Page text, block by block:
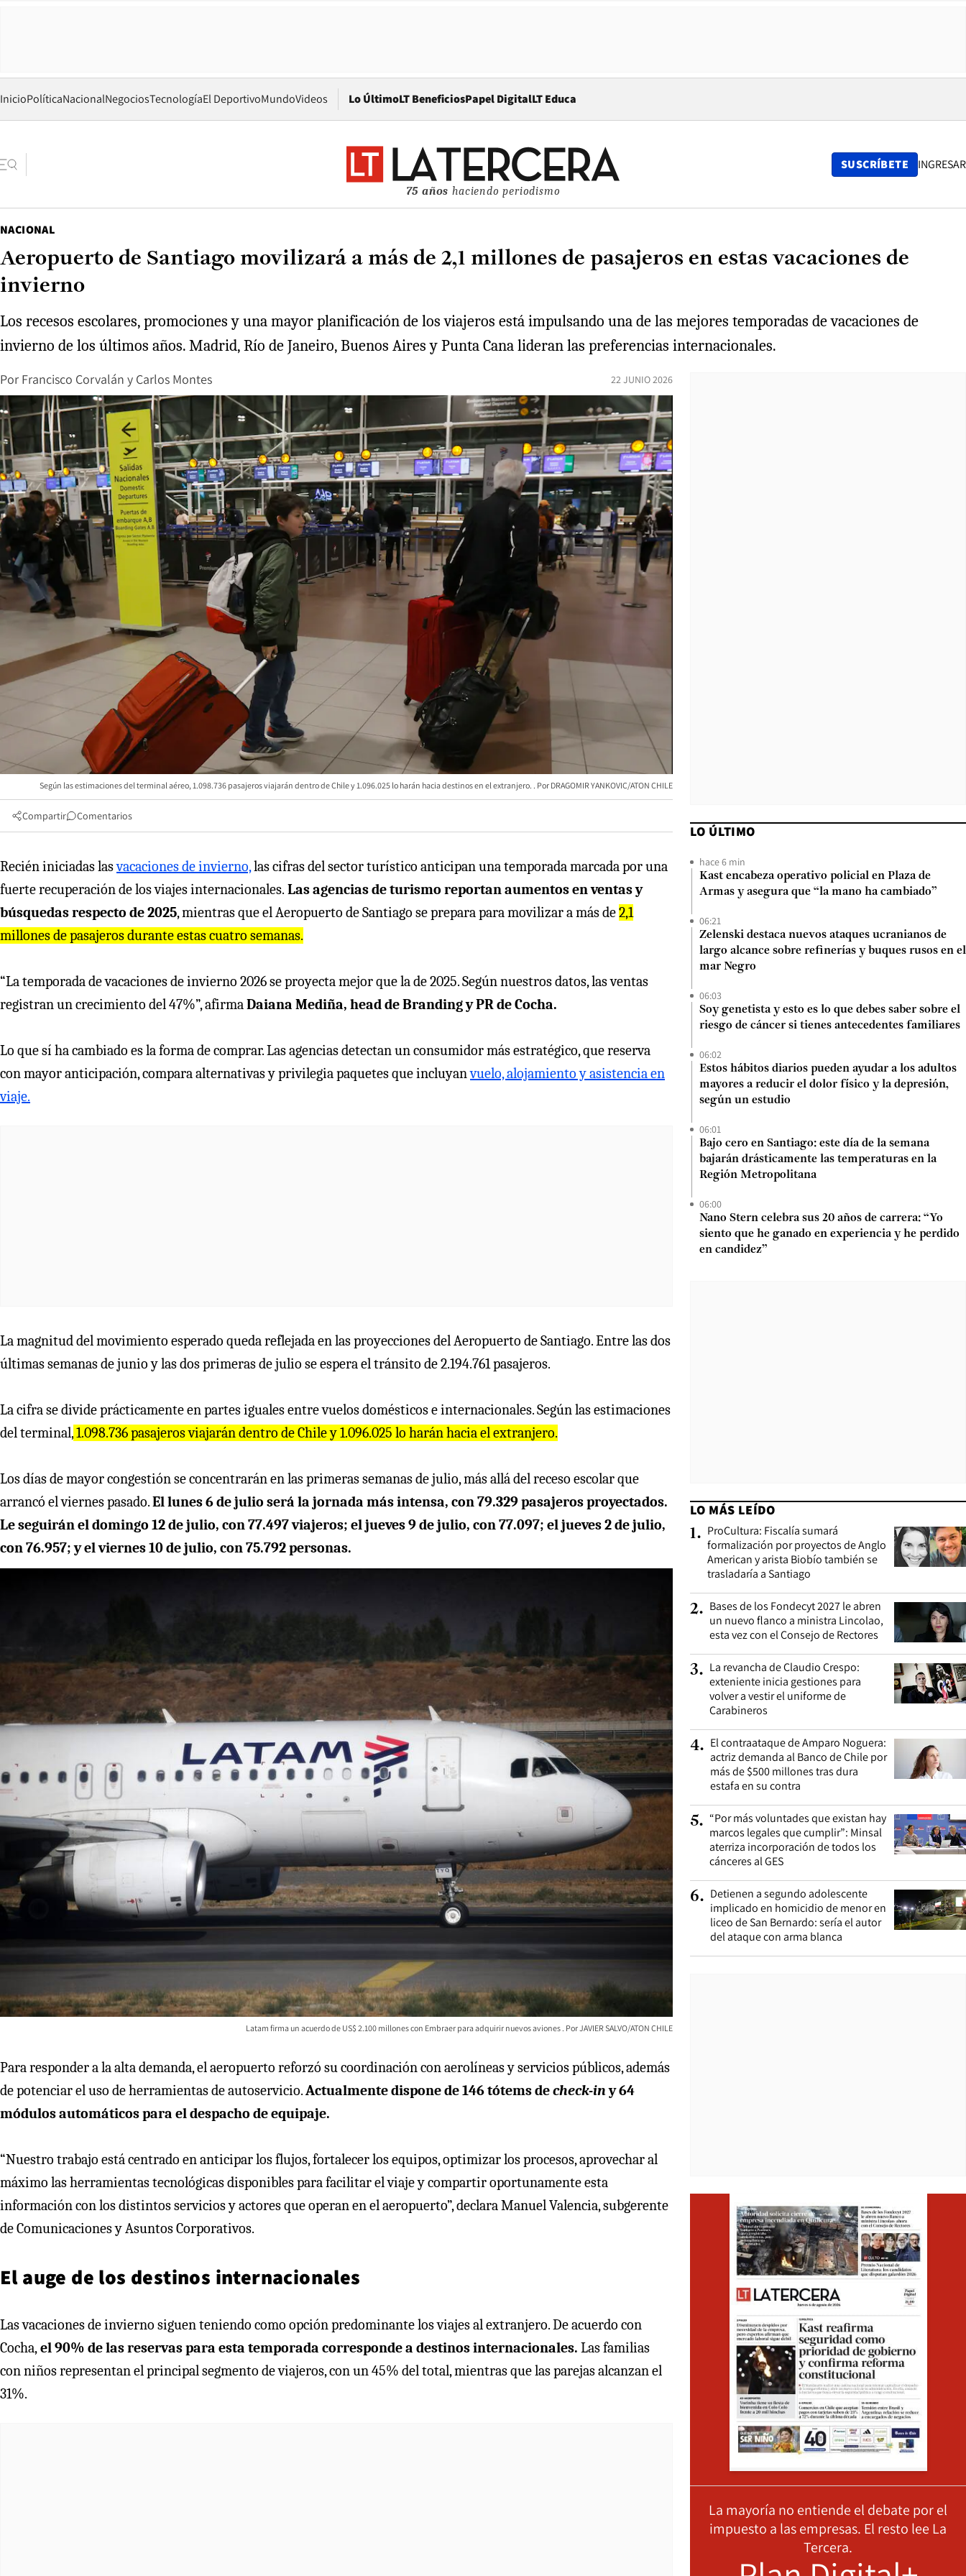
InicioPolíticaNacionalNegociosTecnologíaEl DeportivoMundoVideos Lo ÚltimoLT BeneficiosPapel DigitalOpens in new window
LT Educa
75 años haciendo periodismo
SUSCRÍBETE INGRESAR
NACIONAL
Aeropuerto de Santiago movilizará a más de 2,1 millones de pasajeros en estas vacaciones de
invierno
Los recesos escolares, promociones y una mayor planificación de los viajeros está impulsando una de las mejores temporadas de vacaciones de
invierno de los últimos años. Madrid, Río de Janeiro, Buenos Aires y Punta Cana lideran las preferencias internacionales.
Por Francisco Corvalán y Carlos Montes 22 JUNIO 2026
Según las estimaciones del terminal aéreo, 1.098.736 pasajeros viajarán dentro de Chile y 1.096.025 lo harán hacia destinos en el extranjero. DRAGOMIR YANKOVIC/ATON CHILE
Compartir Comentarios
Recién iniciadas lasvacaciones de invierno,las cifras del sector turístico anticipan una temporada marcada por una
fuerte recuperación de los viajes internacionales. Las agencias de turismo reportan aumentos en ventas y
búsquedas respecto de 2025, mientras que el Aeropuerto de Santiago se prepara para movilizar a más de2,1
millones de pasajeros durante estas cuatro semanas.
“La temporada de vacaciones de invierno 2026 se proyecta mejor que la de 2025. Según nuestros datos, las ventas
registran un crecimiento del 47%”, afirmaDaiana Mediña, head de Branding y PR de Cocha.
Lo que sí ha cambiado es la forma de comprar. Las agencias detectan un consumidor más estratégico, que reserva
con mayor anticipación, compara alternativas y privilegia paquetes que incluyanvuelo, alojamiento y asistencia en
viaje.
La magnitud del movimiento esperado queda reflejada en las proyecciones del Aeropuerto de Santiago. Entre las dos
últimas semanas de junio y las dos primeras de julio se espera el tránsito de 2.194.761 pasajeros.
La cifra se divide prácticamente en partes iguales entre vuelos domésticos e internacionales. Según las estimaciones
del terminal,1.098.736 pasajeros viajarán dentro de Chile y 1.096.025 lo harán hacia el extranjero.
Los días de mayor congestión se concentrarán en las primeras semanas de julio, más allá del receso escolar que
arrancó el viernes pasado.El lunes 6 de julio será la jornada más intensa, con 79.329 pasajeros proyectados.
Le seguirán el domingo 12 de julio, con 77.497 viajeros; el jueves 9 de julio, con 77.097; el jueves 2 de julio,
con 76.957; y el viernes 10 de julio, con 75.792 personas.
Latam firma un acuerdo de US$ 2.100 millones con Embraer para adquirir nuevos aviones JAVIER SALVO/ATON CHILE
Para responder a la alta demanda, el aeropuerto reforzó su coordinación con aerolíneas y servicios públicos, además
de potenciar el uso de herramientas de autoservicio.Actualmente dispone de 146 tótems decheck-iny 64
módulos automáticos para el despacho de equipaje.
“Nuestro trabajo está centrado en anticipar los flujos, fortalecer los equipos, optimizar los procesos, aprovechar al
máximo las herramientas tecnológicas disponibles para facilitar el viaje y compartir oportunamente esta
información con los distintos servicios y actores que operan en el aeropuerto”, declara Manuel Valencia, subgerente
de Comunicaciones y Asuntos Corporativos.
El auge de los destinos internacionales
Las vacaciones de invierno siguen teniendo como opción predominante los viajes al extranjero. De acuerdo con
Cocha,el 90% de las reservas para esta temporada corresponde a destinos internacionales. Las familias
con niños representan el principal segmento de viajeros, con un 45% del total, mientras que las parejas alcanzan el
31%.
LO ÚLTIMO
hace 6 min
Kast encabeza operativo policial en Plaza de
Armas y asegura que “la mano ha cambiado”
06:21
Zelenski destaca nuevos ataques ucranianos de
largo alcance sobre refinerías y buques rusos en el
mar Negro
06:03
Soy genetista y esto es lo que debes saber sobre el
riesgo de cáncer si tienes antecedentes familiares
06:02
Estos hábitos diarios pueden ayudar a los adultos
mayores a reducir el dolor físico y la depresión,
según un estudio
06:01
Bajo cero en Santiago: este día de la semana
bajarán drásticamente las temperaturas en la
Región Metropolitana
06:00
Nano Stern celebra sus 20 años de carrera: “Yo
siento que he ganado en experiencia y he perdido
en candidez”
LO MÁS LEÍDO
1. ProCultura: Fiscalía sumará
formalización por proyectos de Anglo
American y arista Biobío también se
trasladaría a Santiago
2. Bases de los Fondecyt 2027 le abren
un nuevo flanco a ministra Lincolao,
esta vez con el Consejo de Rectores
3. La revancha de Claudio Crespo:
exteniente inicia gestiones para
volver a vestir el uniforme de
Carabineros
4. El contraataque de Amparo Noguera:
actriz demanda al Banco de Chile por
más de $500 millones tras dura
estafa en su contra
5. “Por más voluntades que existan hay
marcos legales que cumplir”: Minsal
aterriza incorporación de todos los
cánceres al GES
6. Detienen a segundo adolescente
implicado en homicidio de menor en
liceo de San Bernardo: sería el autor
del ataque con arma blanca
La mayoría no entiende el debate por el
impuesto a las empresas. El resto lee La
Tercera.